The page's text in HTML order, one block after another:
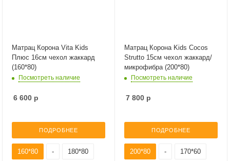
Матрац Корона Vita Kids
Плюс 16см чехол жаккард
(160*80)
Посмотреть наличие
6 600 р
ПОДРОБНЕЕ
160*80 - 180*80
Матрац Корона Kids Cocos
Strutto 15см чехол жаккард/
микрофибра (200*80)
Посмотреть наличие
7 800 р
ПОДРОБНЕЕ
200*80 - 170*60